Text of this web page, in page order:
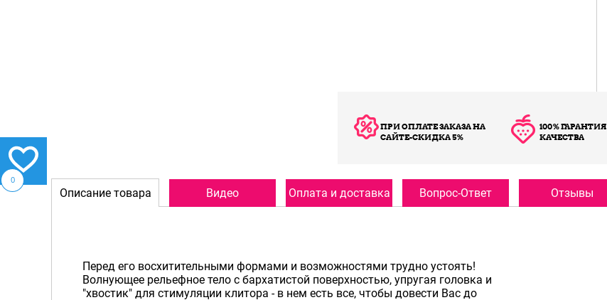
ПРИ ОПЛАТЕ ЗАКАЗА НА
САЙТЕ-СКИДКА 5%
100% ГАРАНТИЯ
КАЧЕСТВА
Описание товара Видео Оплата и доставка Вопрос-Ответ Отзывы
Перед его восхитительными формами и возможностями трудно устоять!
Волнующее рельефное тело с бархатистой поверхностью, упругая головка и
"хвостик" для стимуляции клитора - в нем есть все, чтобы довести Вас до
0